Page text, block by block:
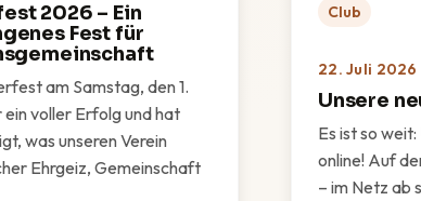
2026 – Ein
Fest für
am Samstag, den 1.
voller Erfolg und hat
was unseren Verein
Ehrgeiz, Gemeinschaft
Club
22. Juli 2026
Unsere
Es ist so
online! Auf
– im Netz ab